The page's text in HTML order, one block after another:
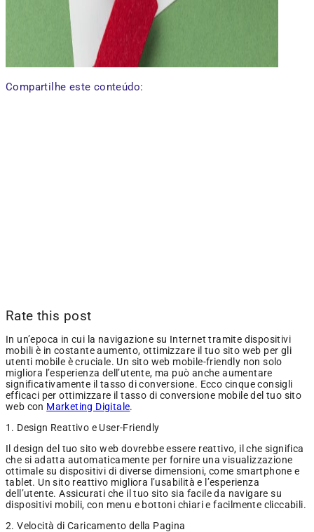
Compartilhe este conteúdo:
Rate this post
In un’epoca in cui la navigazione su Internet tramite dispositivi
mobili è in costante aumento, ottimizzare il tuo sito web per gli
utenti mobile è cruciale. Un sito web mobile-friendly non solo
migliora l’esperienza dell’utente, ma può anche aumentare
significativamente il tasso di conversione. Ecco cinque consigli
efficaci per ottimizzare il tasso di conversione mobile del tuo sito
web con Marketing Digitale.
1. Design Reattivo e User-Friendly
Il design del tuo sito web dovrebbe essere reattivo, il che significa
che si adatta automaticamente per fornire una visualizzazione
ottimale su dispositivi di diverse dimensioni, come smartphone e
tablet. Un sito reattivo migliora l’usabilità e l’esperienza
dell’utente. Assicurati che il tuo sito sia facile da navigare su
dispositivi mobili, con menu e bottoni chiari e facilmente cliccabili.
2. Velocità di Caricamento della Pagina